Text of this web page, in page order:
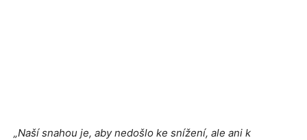
„Naší snahou je, aby nedošlo ke snížení, ale ani k